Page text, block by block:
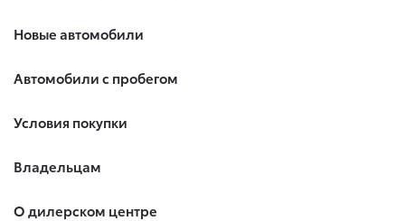
Новые автомобили
Автомобили с пробегом
Условия покупки
Владельцам
О дилерском центре